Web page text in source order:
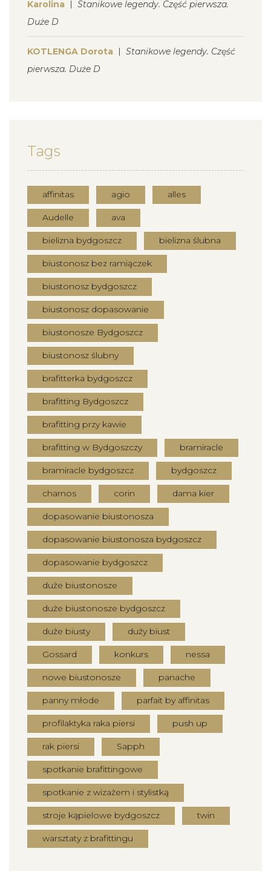
Karolina
Stanikowe legendy. Część pierwsza.
Duże D
KOTLENGA Dorota
Stanikowe legendy. Część
pierwsza. Duże D
Tags
affinitas agio alles
Audelle ava
bielizna bydgoszcz bielizna ślubna
biustonosz bez ramiączek
biustonosz bydgoszcz
biustonosz dopasowanie
biustonosze Bydgoszcz
biustonosz ślubny
brafitterka bydgoszcz
brafitting Bydgoszcz
brafitting przy kawie
brafitting w Bydgoszczy bramiracle
bramiracle bydgoszcz bydgoszcz
charnos corin dama kier
dopasowanie biustonosza
dopasowanie biustonosza bydgoszcz
dopasowanie bydgoszcz
duże biustonosze
duże biustonosze bydgoszcz
duże biusty duży biust
Gossard konkurs nessa
nowe biustonosze panache
panny młode parfait by affinitas
profilaktyka raka piersi push up
rak piersi Sapph
spotkanie brafittingowe
spotkanie z wizażem i stylistką
stroje kąpielowe bydgoszcz twin
warsztaty z brafittingu